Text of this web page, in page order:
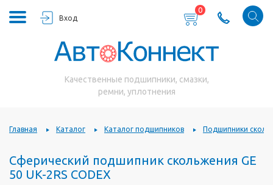
Вход
0
Качественные подшипники, смазки,
ремни, уплотнения
Главная Каталог Каталог подшипников Подшипники
Сферический подшипник скольжения GE
50 UK-2RS CODEX